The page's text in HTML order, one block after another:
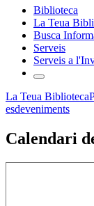
Biblioteca
La Teua
Busca
Serveis
Serveis a
La Teua Biblioteca
esdeveniments
Calendari